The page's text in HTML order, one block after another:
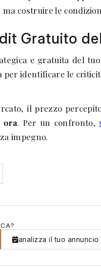
costruire le
Gratuito
e gratuita del
identificare le
il prezzo
ora. Per un confronto,
impegno.
analizza il tuo annuncio